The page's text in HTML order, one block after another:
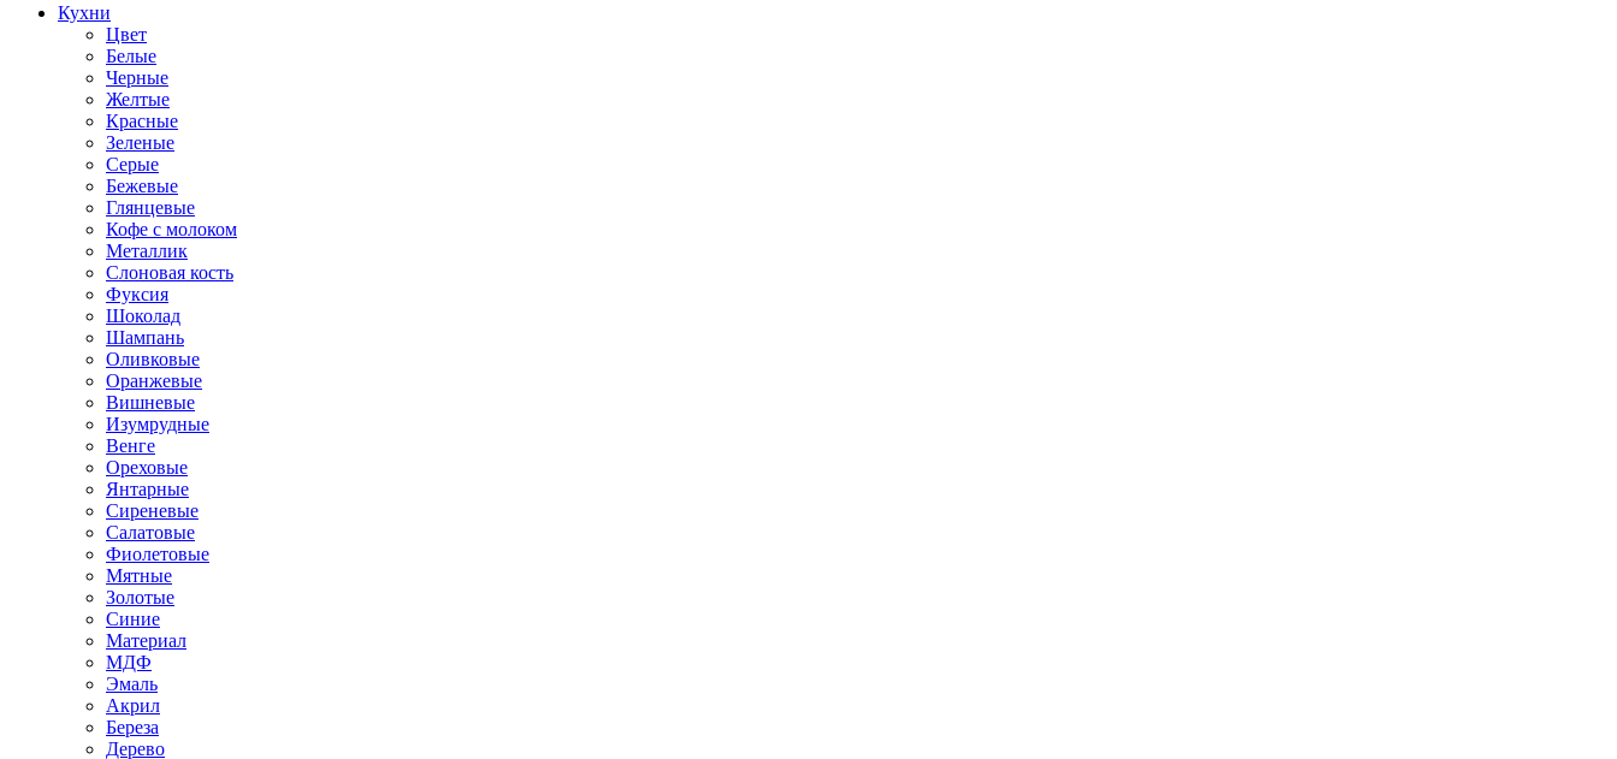
Кухни
Цвет
Белые
Черные
Желтые
Красные
Зеленые
Серые
Бежевые
Глянцевые
Кофе с молоком
Металлик
Слоновая кость
Фуксия
Шоколад
Шампань
Оливковые
Оранжевые
Вишневые
Изумрудные
Венге
Ореховые
Янтарные
Сиреневые
Салатовые
Фиолетовые
Мятные
Золотые
Синие
Материал
МДФ
Эмаль
Акрил
Береза
Дерево